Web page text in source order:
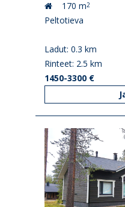
170 m2
Peltotieva
Ladut: 0.3 km
Rinteet: 2.5 km
1450-3300 €